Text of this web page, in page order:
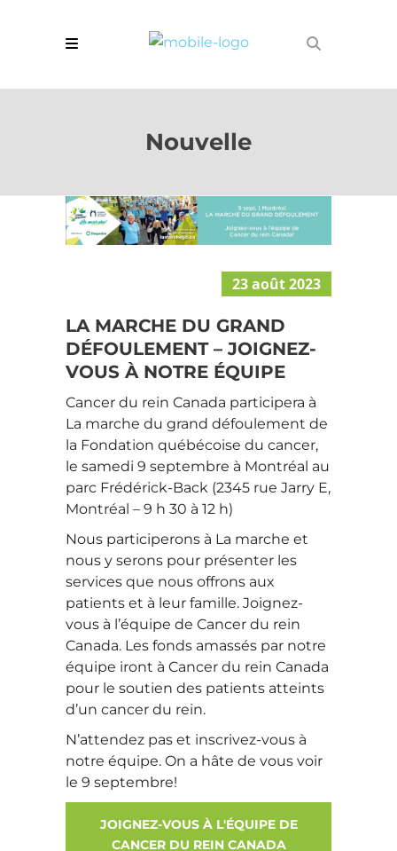
Nouvelle
23 août 2023
LA MARCHE DU GRAND
DÉFOULEMENT – JOIGNEZ-
VOUS À NOTRE ÉQUIPE
Cancer du rein Canada participera à
La marche du grand défoulement de
la Fondation québécoise du cancer,
le samedi 9 septembre à Montréal au
parc Frédérick-Back (2345 rue Jarry E,
Montréal – 9 h 30 à 12 h)
Nous participerons à La marche et
nous y serons pour présenter les
services que nous offrons aux
patients et à leur famille. Joignez-
vous à l’équipe de Cancer du rein
Canada. Les fonds amassés par notre
équipe iront à Cancer du rein Canada
pour le soutien des patients atteints
d’un cancer du rein.
N’attendez pas et inscrivez-vous à
notre équipe. On a hâte de vous voir
le 9 septembre!
JOIGNEZ-VOUS À L'ÉQUIPE DE
CANCER DU REIN CANADA